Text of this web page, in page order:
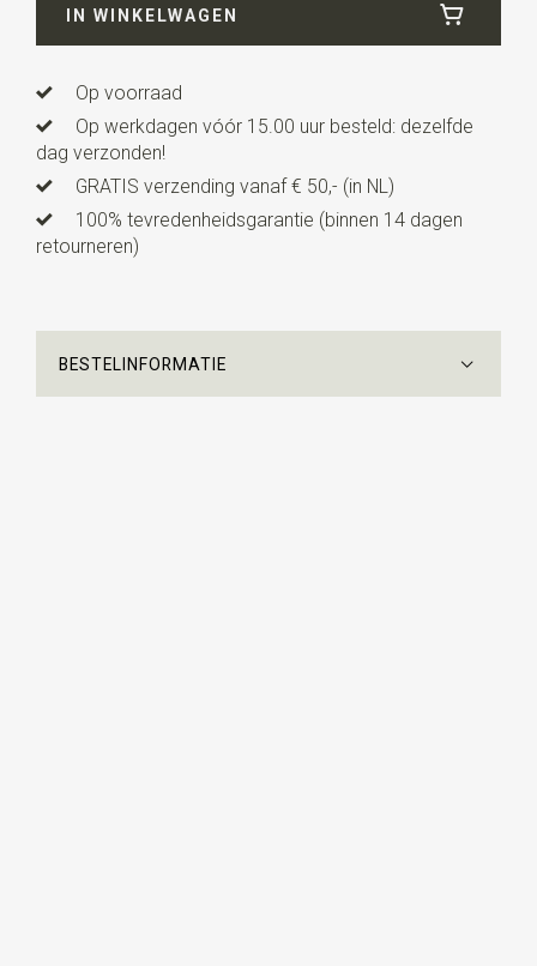
IN WINKELWAGEN
Op voorraad
Op werkdagen vóór 15.00 uur besteld: dezelfde
dag verzonden!
GRATIS verzending vanaf € 50,- (in NL)
100% tevredenheidsgarantie (binnen 14 dagen
retourneren)
BESTELINFORMATIE